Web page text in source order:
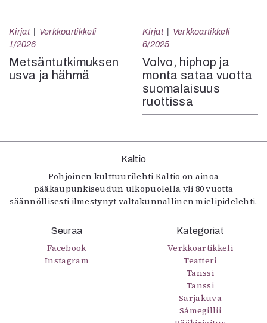
Kirjat
Verkkoartikkeli
1/2026
Metsäntutkimuksen
usva ja hähmä
Kirjat
Verkkoartikkeli
6/2025
Volvo, hiphop ja
monta sataa vuotta
suomalaisuus
ruottissa
Kaltio
Pohjoinen kulttuurilehti Kaltio on ainoa
pääkaupunkiseudun ulkopuolella yli 80 vuotta
säännöllisesti ilmestynyt valtakunnallinen mielipidelehti.
Seuraa
Facebook
Instagram
Kategoriat
Verkkoartikkeli
Teatteri
Tanssi
Tanssi
Sarjakuva
Sámegillii